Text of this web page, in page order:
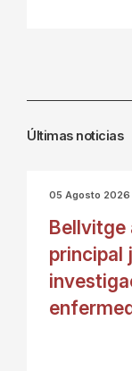
Últimas noticias
05 Agosto 2026
Bellvitge
principal